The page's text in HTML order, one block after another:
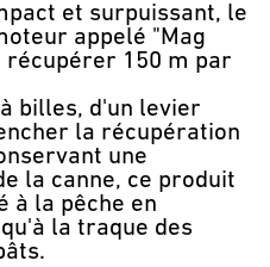
et surpuissant, le
appelé "Mag
récupérer 150 m par
billes, d'un levier
la récupération
une
la canne, ce produit
à la pêche en
la traque des